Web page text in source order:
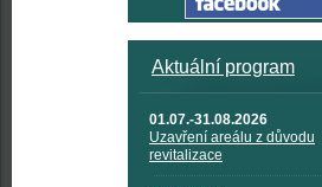
Aktuální program
01.07.-31.08.2026
Uzavření areálu z důvodu
revitalizace